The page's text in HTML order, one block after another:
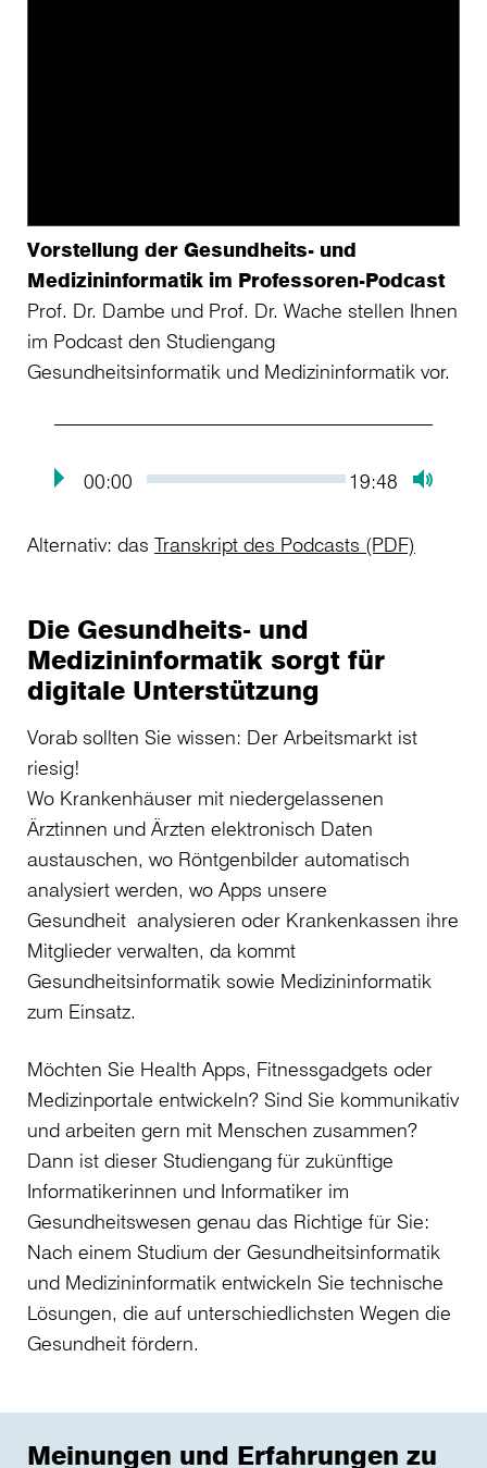
Vorstellung der Gesundheits- und
Medizininformatik im Professoren-Podcast
Prof. Dr. Dambe und Prof. Dr. Wache stellen Ihnen
im Podcast den Studiengang
Gesundheitsinformatik und Medizininformatik vor.
00:00 19:48
Alternativ: das Transkript des Podcasts (PDF)
Die Gesundheits- und
Medizininformatik sorgt für
digitale Unterstützung
Vorab sollten Sie wissen: Der Arbeitsmarkt ist
riesig!
Wo Krankenhäuser mit niedergelassenen
Ärztinnen und Ärzten elektronisch Daten
austauschen, wo Röntgenbilder automatisch
analysiert werden, wo Apps unsere
Gesundheit analysieren oder Krankenkassen ihre
Mitglieder verwalten, da kommt
Gesundheitsinformatik sowie Medizininformatik
zum Einsatz.
Möchten Sie Health Apps, Fitnessgadgets oder
Medizinportale entwickeln? Sind Sie kommunikativ
und arbeiten gern mit Menschen zusammen?
Dann ist dieser Studiengang für zukünftige
Informatikerinnen und Informatiker im
Gesundheitswesen genau das Richtige für Sie:
Nach einem Studium der Gesundheitsinformatik
und Medizininformatik entwickeln Sie technische
Lösungen, die auf unterschiedlichsten Wegen die
Gesundheit fördern.
Meinungen und Erfahrungen zu